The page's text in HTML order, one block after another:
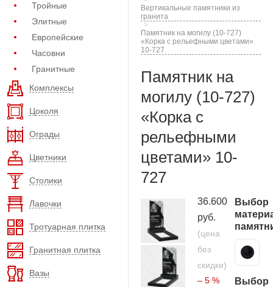
Тройные
Элитные
Европейские
Часовни
Гранитные
Комплексы
Цоколя
Ограды
Цветники
Столики
Лавочки
Тротуарная плитка
Гранитная плитка
Вазы
Вертикальные памятники из
гранита
Памятник на могилу (10-727)
«Корка с рельефными цветами»
10-727
Памятник на
могилу (10-727)
«Корка с
рельефными
цветами» 10-
727
36.600
руб.
(цена
без
скидки)
– 5 %
Выбор
Карельский гранит
Выбор